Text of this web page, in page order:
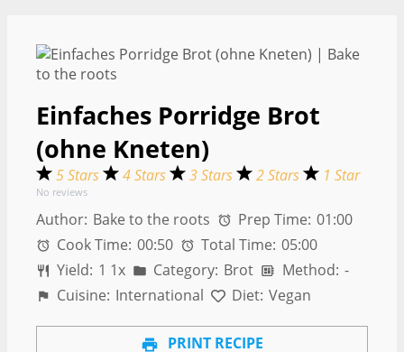
Einfaches Porridge Brot
(ohne Kneten)
5 Stars 4 Stars 3 Stars 2 Stars 1 Star
No reviews
Author: Bake to the roots Prep Time: 01:00
Cook Time: 00:50 Total Time: 05:00
Yield: 1 1x Category: Brot Method: -
Cuisine: International Diet: Vegan
PRINT RECIPE